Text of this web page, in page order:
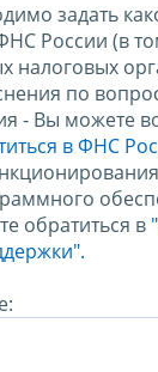
задать
России (в
налоговых
по
- Вы можете
в ФНС
обратиться в